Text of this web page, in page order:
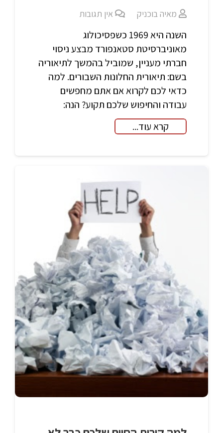
מאיה בוכניק אין תגובות
השנה היא 1969 כשפסיכולוג
מאוניברסיטת סטאנפורד מבצע ניסוי
חברתי מעניין, שמוביל בהמשך לתיאוריה
בשם: תיאורית החלונות השבורים. למה
כדאי לכם לקרוא אם אתם מחפשים
עבודה והחיפוש שלכם תקוע? הנה:
קרא עוד...